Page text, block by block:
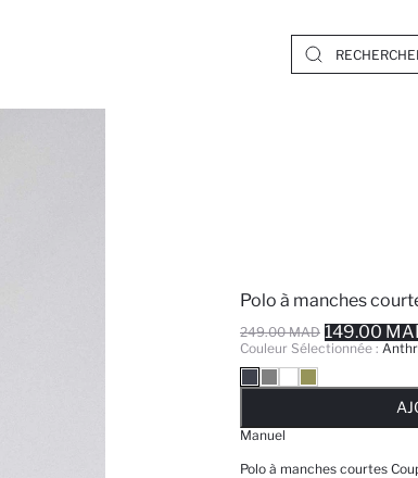
Polo à manches
249.00 MAD 149.00
Couleur Sélectionnée :
EPUISE ...
Manuel
Polo à manches courtes